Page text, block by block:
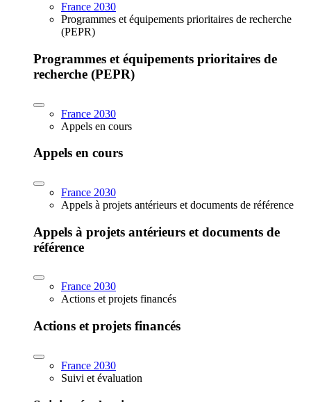
France 2030
Programmes et équipements prioritaires de recherche
(PEPR)
Programmes et équipements prioritaires de
recherche (PEPR)
France 2030
Appels en cours
Appels en cours
France 2030
Appels à projets antérieurs et documents de référence
Appels à projets antérieurs et documents de
référence
France 2030
Actions et projets financés
Actions et projets financés
France 2030
Suivi et évaluation